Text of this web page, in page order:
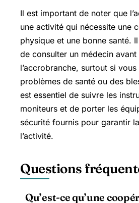
Il est important de noter que
une activité qui nécessite une
physique et une bonne santé.
de consulter un médecin
l’accrobranche, surtout si
problèmes de santé ou des
est essentiel de suivre les
moniteurs et de porter les
sécurité fournis pour garantir
l’activité.
Questions
Qu’est-ce qu’une